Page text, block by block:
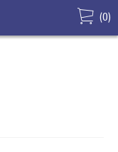
(0)